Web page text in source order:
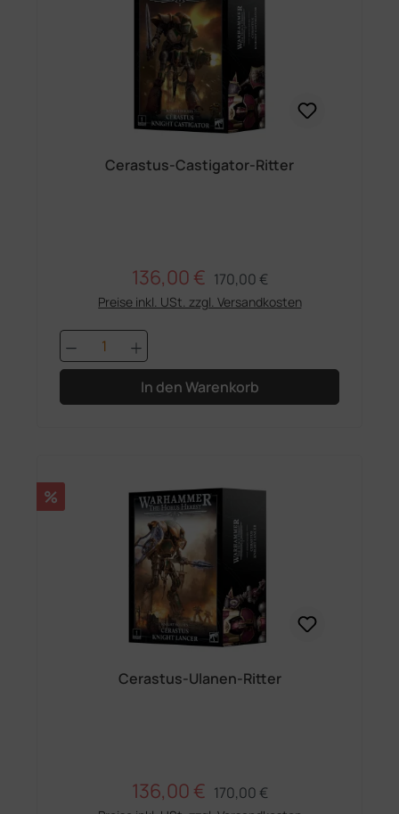
Cerastus-Castigator-Ritter
Verkaufspreis:
136,00 € Regulärer Preis:
170,00 €
Preise inkl. USt. zzgl. Versandkosten
Produkt Anzahl: Gib den
In den Warenkorb
Rabatt
%
Cerastus-Ulanen-Ritter
Verkaufspreis:
136,00 € Regulärer Preis:
170,00 €